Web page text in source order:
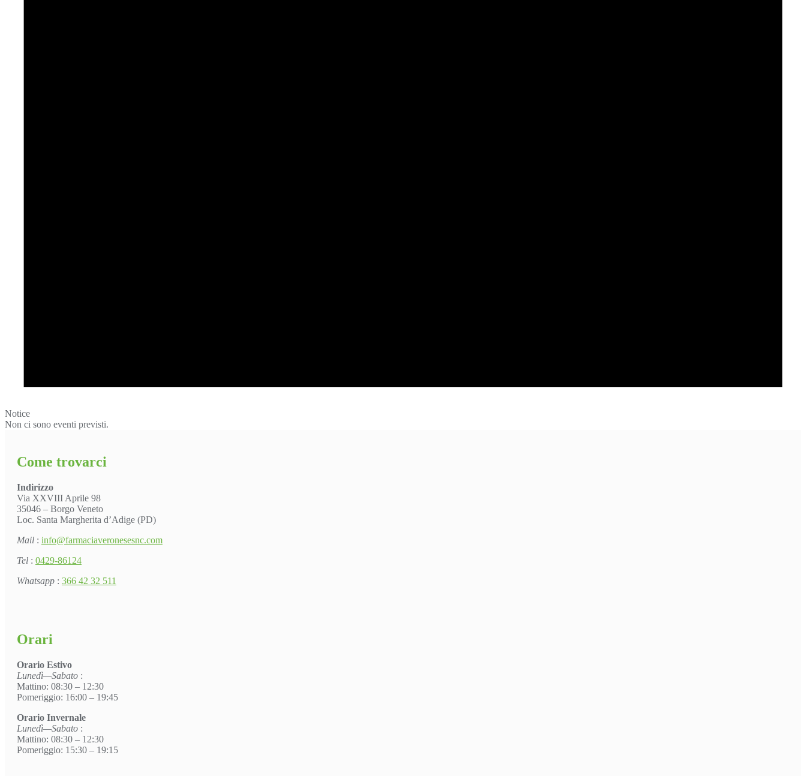
Notice
Non ci sono eventi previsti.
Come trovarci
Indirizzo
Via XXVIII Aprile 98
35046 – Borgo Veneto
Loc. Santa Margherita d’Adige (PD)
Mail : info@farmaciaveronesesnc.com
Tel : 0429-86124
Whatsapp : 366 42 32 511
Orari
Orario Estivo
Lunedì—Sabato :
Mattino: 08:30 – 12:30
Pomeriggio: 16:00 – 19:45
Orario Invernale
Lunedì—Sabato :
Mattino: 08:30 – 12:30
Pomeriggio: 15:30 – 19:15